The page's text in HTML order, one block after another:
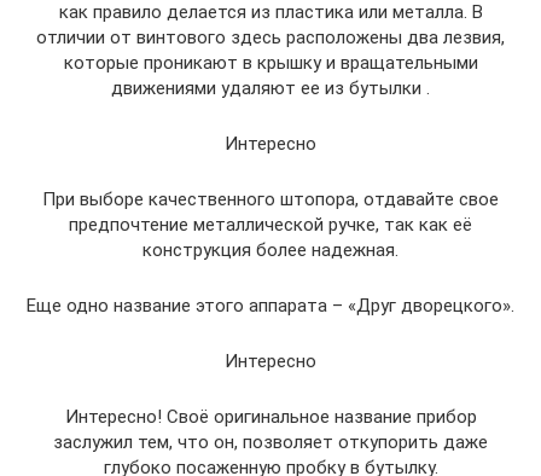
как правило делается из пластика или металла. В
отличии от винтового здесь расположены два лезвия,
которые проникают в крышку и вращательными
движениями удаляют ее из бутылки .
Интересно
При выборе качественного штопора, отдавайте свое
предпочтение металлической ручке, так как её
конструкция более надежная.
Еще одно название этого аппарата – «Друг дворецкого».
Интересно
Интересно! Своё оригинальное название прибор
заслужил тем, что он, позволяет откупорить даже
глубоко посаженную пробку в бутылку.